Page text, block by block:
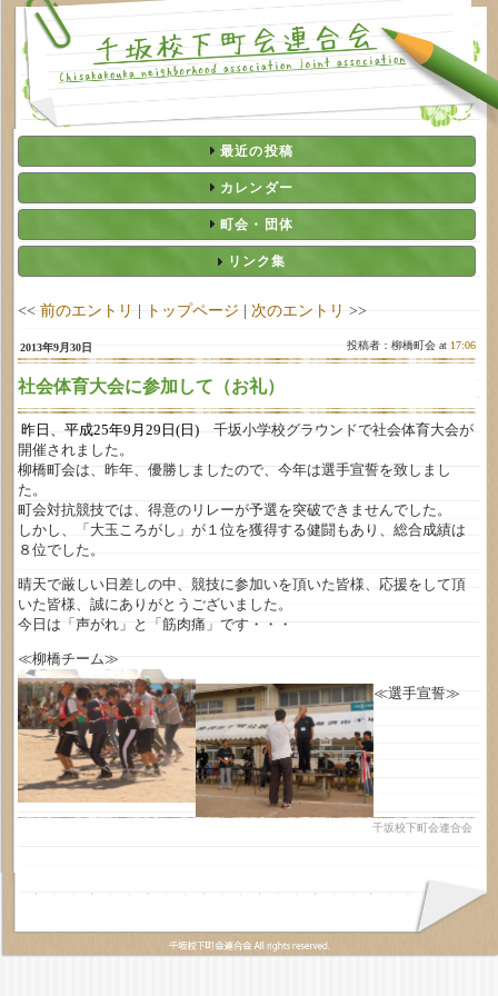
最近の投稿
カレンダー
町会・団体
リンク集
<< 前のエントリ | トップページ | 次のエントリ >>
2013年9月30日 投稿者：柳橋町会 at 17:06
社会体育大会に参加して（お礼）
昨日、平成25年9月29日(日) 千坂小学校グラウンドで社会体育大会が
開催されました。
柳橋町会は、昨年、優勝しましたので、今年は選手宣誓を致しまし
た。
町会対抗競技では、得意のリレーが予選を突破できませんでした。
しかし、「大玉ころがし」が１位を獲得する健闘もあり、総合成績は
８位でした。
晴天で厳しい日差しの中、競技に参加いを頂いた皆様、応援をして頂
いた皆様、誠にありがとうございました。
今日は「声がれ」と「筋肉痛」です・・・
≪柳橋チーム≫
≪選手宣誓≫
千坂校下町会連合会